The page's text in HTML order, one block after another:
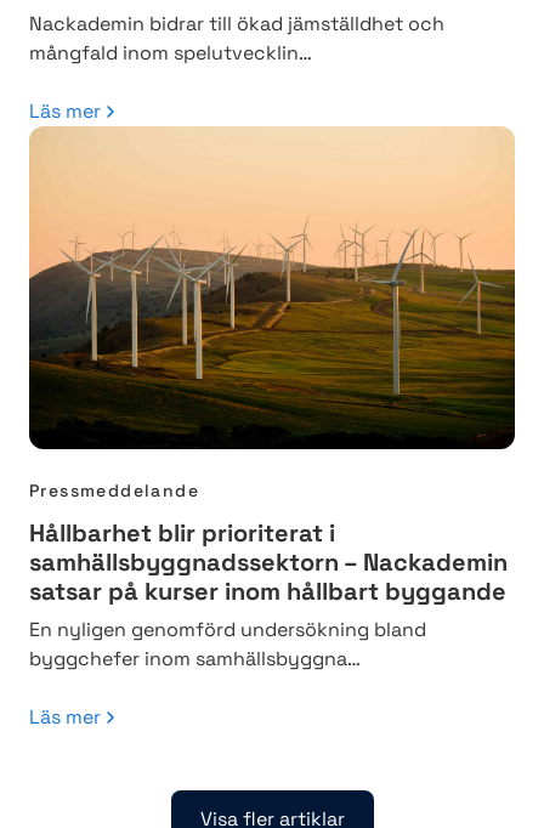
Nackademin bidrar till ökad jämställdhet och
mångfald inom spelutvecklin…
Läs mer
Pressmeddelande
Hållbarhet blir prioriterat i
samhällsbyggnadssektorn – Nackademin
satsar på kurser inom hållbart byggande
En nyligen genomförd undersökning bland
byggchefer inom samhällsbyggna…
Läs mer
Visa fler artiklar